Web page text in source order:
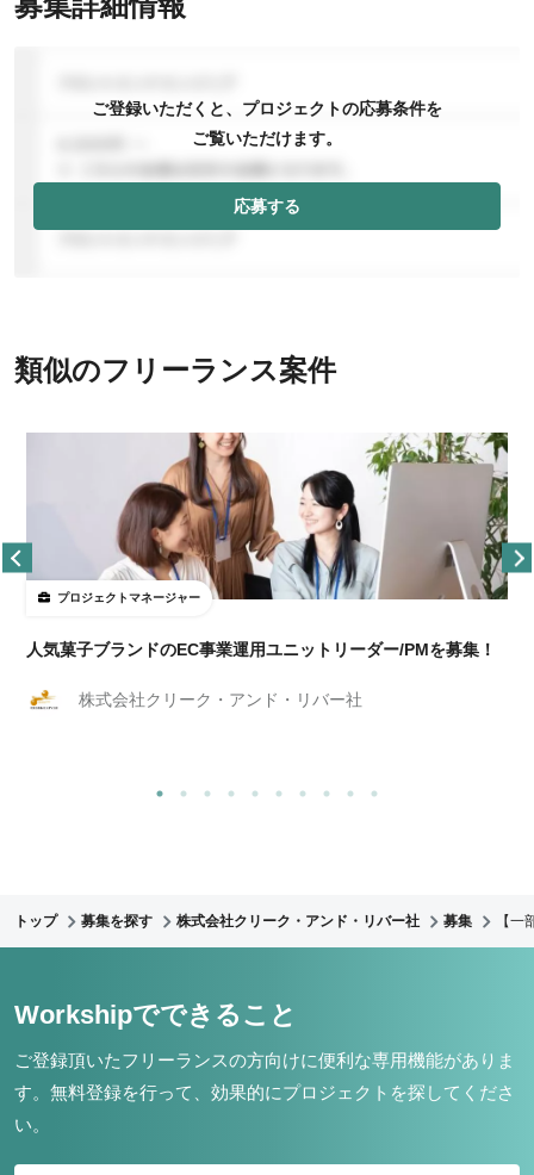
ご登録いただくと、プロジェクトの応募条件を
ご覧いただけます。
応募する
類似のフリーランス案件
プロジェクトマネージャー
人気菓子ブランドのEC事業運用ユニットリーダー/PMを募集！
株式会社クリーク・アンド・リバー社
トップ 募集を探す 株式会社クリーク・アンド・リバー社 募集 【
Workshipでできること
ご登録頂いたフリーランスの方向けに便利な専用機能がありま
す。 無料登録を行って、効果的にプロジェクトを探してくださ
い。